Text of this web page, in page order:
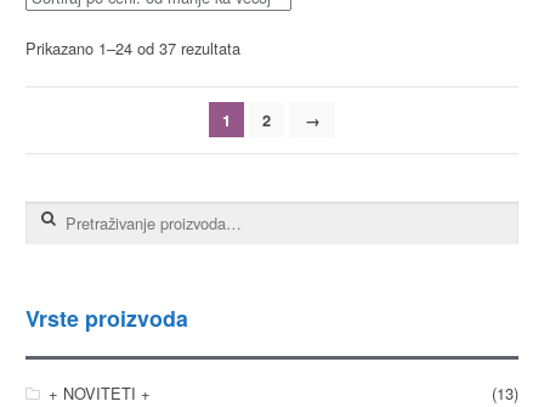
Prikazano 1–24 od 37 rezultata
1 2 →
Pretraga za:
Vrste proizvoda
+ NOVITETI +
(13)